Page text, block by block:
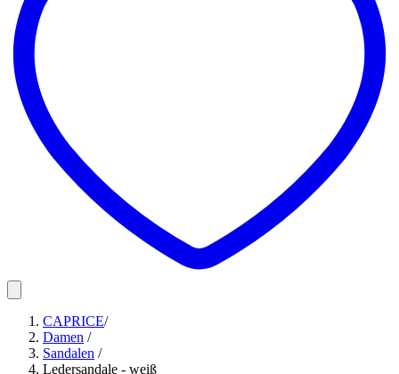
CAPRICE/
Damen /
Sandalen /
Ledersandale - weiß